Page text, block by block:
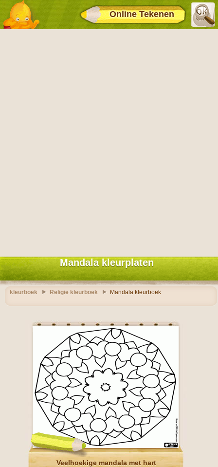
Online Tekenen
Mandala kleurplaten
kleurboek Religie kleurboek Mandala kleurboek
Veelhoekige mandala met hart